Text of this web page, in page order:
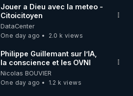
Jouer a Dieu avec la meteo -
Citoicitoyen
DataCenter
One day ago
2.0 k views
Philippe Guillemant sur l’IA,
la conscience et les OVNI
Nicolas BOUVIER
One day ago
1.2 k views